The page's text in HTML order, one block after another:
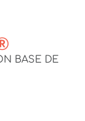
BASE DE